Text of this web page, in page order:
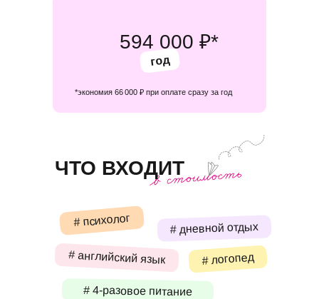
*экономия 66 000 ₽ при оплате сразу за год
594 000 ₽*
год
ЧТО ВХОДИТ
# 4-разовое питание
# психолог
# логопед
# дневной отдых
# английский язык